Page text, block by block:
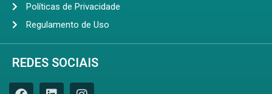
Políticas de Privacidade
Regulamento de Uso
REDES SOCIAIS